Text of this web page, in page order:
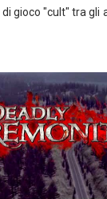
gioco "cult" tra gli